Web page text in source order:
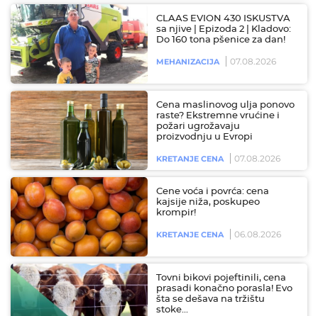
CLAAS EVION 430 ISKUSTVA
sa njive | Epizoda 2 | Kladovo:
Do 160 tona pšenice za dan!
MEHANIZACIJA 07.08.2026
Cena maslinovog ulja ponovo
raste? Ekstremne vrućine i
požari ugrožavaju
proizvodnju u Evropi
KRETANJE CENA 07.08.2026
Cene voća i povrća: cena
kajsije niža, poskupeo
krompir!
KRETANJE CENA 06.08.2026
Tovni bikovi pojeftinili, cena
prasadi konačno porasla! Evo
šta se dešava na tržištu
stoke…